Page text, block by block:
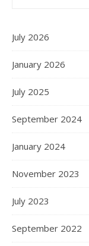
July 2026
January 2026
July 2025
September 2024
January 2024
November 2023
July 2023
September 2022